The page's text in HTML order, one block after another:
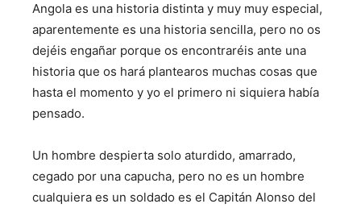
Angola es una historia distinta y muy muy especial,
aparentemente es una historia sencilla, pero no os
dejéis engañar porque os encontraréis ante una
historia que os hará plantearos muchas cosas que
hasta el momento y yo el primero ni siquiera había
pensado.
Un hombre despierta solo aturdido, amarrado,
cegado por una capucha, pero no es un hombre
cualquiera es un soldado es el Capitán Alonso del